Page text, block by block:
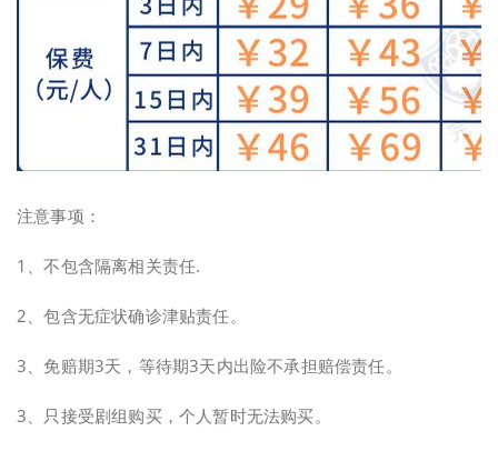
注意事项：
1、不包含隔离相关责任.
2、包含无症状确诊津贴责任。
3、免赔期3天，等待期3天内出险不承担赔偿责任。
3、只接受剧组购买，个人暂时无法购买。